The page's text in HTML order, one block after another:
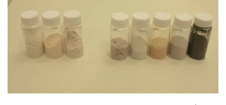
【新商品】厚口ヘアカラーチャートA4サイ...
新着情報
9月24日頃よりオンラインショップの送料...
2024.4.10
在庫処分セールのお知らせ【なくなり次第終...